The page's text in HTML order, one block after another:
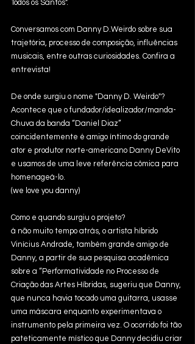
Todos os Santos".
Conversamos com Danny D.Weirdo sobre sua
trajetória, processo de composição, influências
musicais, entre outras curiosidades. Confira a
entrevista!
De onde surgiu o nome "Danny D. Weirdo"?
Acontece que o fundador/idealizador/manda-
Chuva da banda “Daniel Diaz”
coincidentemente é amigo íntimo do grande
ator e produtor norte-americano Danny DeVito
e usamos de uma leve referência cômica para
homenageá-lo.
(we love you danny)
Como e quando surgiu o projeto?
á não muito tempo atrás, o artista híbrido
Vinícius Andrade, também grande amigo de
Danny, a partir de sua pesquisa acadêmica
sobre a “Performatividade no Processo de
Criação das Artes Híbridas, sugeriu que Danny,
que nunca havia tocado uma guitarra, usasse
uma máscara enquanto experimentava o
instrumento pela primeira vez. O ocorrido foi tão
pateticamente místico que Danny decidiu criar